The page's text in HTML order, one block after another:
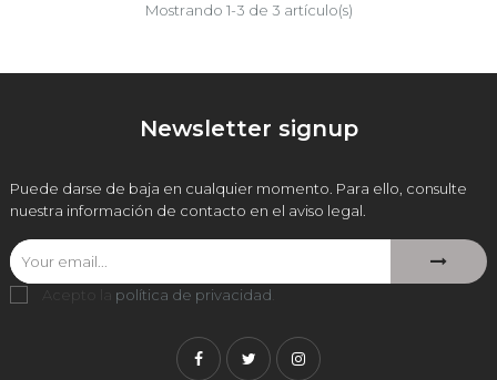
Mostrando 1-3 de 3 artículo(s)
Newsletter signup
Puede darse de baja en cualquier momento. Para ello, consulte
nuestra información de contacto en el aviso legal.
Acepto la política de privacidad
FacebookTwitterInstagram